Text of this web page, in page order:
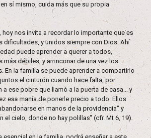
sí mismo, cuida más que su propia
hoy nos invita a recordar lo importante que es
dificultades, y unidos siempre con Dios. Ahí
puede aprender a querer a todos,
más débiles, y arrinconar de una vez los
En la familia se puede aprender a compartirlo
el cinturón cuando hace falta, por
a ese pobre que llamó a la puerta de casa... y
esa manía de ponerle precio a todo. Ellos
en manos de la providencia" y
el cielo, donde no hay polillas" (cfr. Mt 6, 19).